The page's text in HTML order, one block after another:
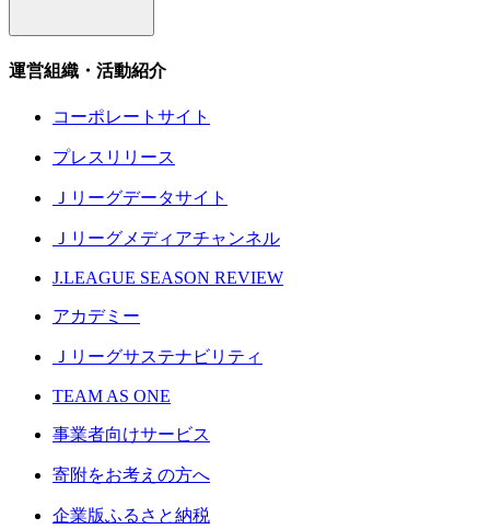
運営組織・活動紹介
コーポレートサイト
プレスリリース
Ｊリーグデータサイト
Ｊリーグメディアチャンネル
J.LEAGUE SEASON REVIEW
アカデミー
Ｊリーグサステナビリティ
TEAM AS ONE
事業者向けサービス
寄附をお考えの方へ
企業版ふるさと納税